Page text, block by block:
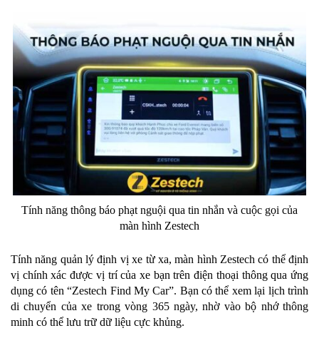
Tính năng thông báo phạt nguội qua tin nhắn và cuộc gọi của
màn hình Zestech
Tính năng quản lý định vị xe từ xa, màn hình Zestech có thể định
vị chính xác được vị trí của xe bạn trên điện thoại thông qua ứng
dụng có tên “Zestech Find My Car”. Bạn có thể xem lại lịch trình
di chuyển của xe trong vòng 365 ngày, nhờ vào bộ nhớ thông
minh có thể lưu trữ dữ liệu cực khủng.